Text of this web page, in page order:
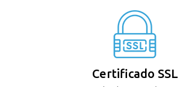
Certificado SSL